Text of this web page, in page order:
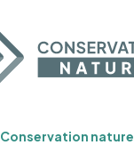
Conservation nature